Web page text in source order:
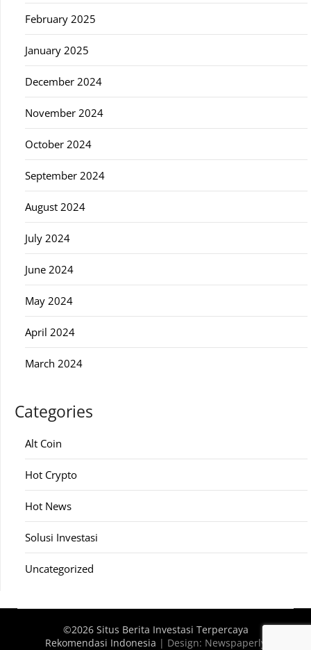
February 2025
January 2025
December 2024
November 2024
October 2024
September 2024
August 2024
July 2024
June 2024
May 2024
April 2024
March 2024
Categories
Alt Coin
Hot Crypto
Hot News
Solusi Investasi
Uncategorized
©2026 Situs Berita Investasi Terpercaya
Rekomendasi Indonesia | Design: Newspaperly